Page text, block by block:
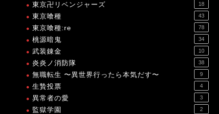
東京卍リベンジャーズ 18
東京喰種 43
東京喰種:re 78
桃源暗鬼 34
武装錬金 10
炎炎ノ消防隊 38
無職転生 〜異世界行ったら本気だす〜 9
生贄投票 4
異常者の愛 3
監獄学園 2